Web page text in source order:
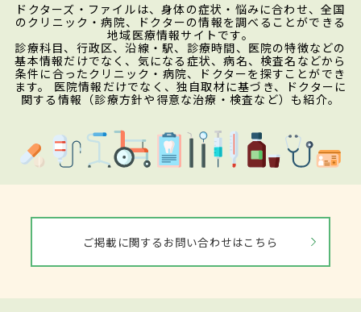
ドクターズ・ファイルは、身体の症状・悩みに合わせ、全国
のクリニック・病院、ドクターの情報を調べることができる
地域医療情報サイトです。
診療科目、行政区、沿線・駅、診療時間、医院の特徴などの
基本情報だけでなく、気になる症状、病名、検査名などから
条件に合ったクリニック・病院、ドクターを探すことができ
ます。 医院情報だけでなく、独自取材に基づき、ドクターに
関する情報（診療方針や得意な治療・検査など）も紹介。
ご掲載に関するお問い合わせはこちら